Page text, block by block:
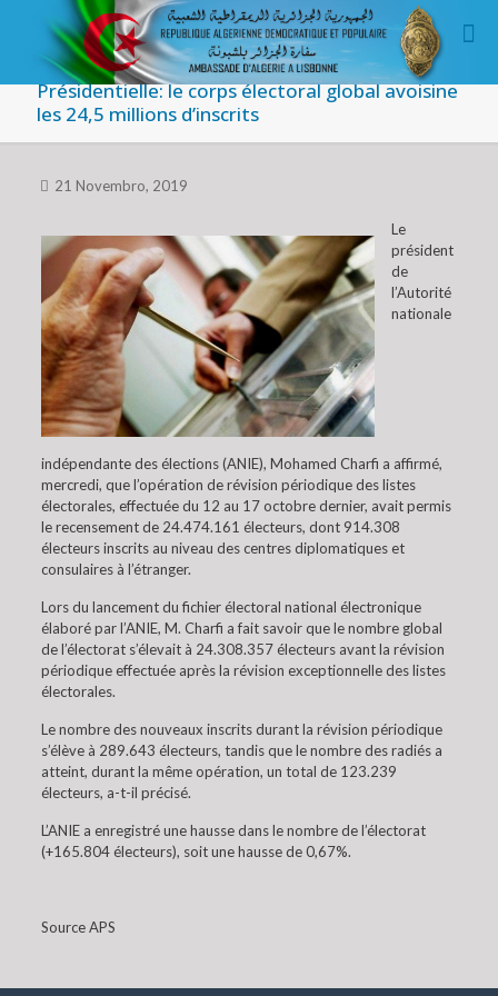
Présidentielle: le corps électoral global avoisine
les 24,5 millions d’inscrits
21 Novembro, 2019
Le
président
de
l’Autorité
nationale
indépendante des élections (ANIE), Mohamed Charfi a affirmé,
mercredi, que l’opération de révision périodique des listes
électorales, effectuée du 12 au 17 octobre dernier, avait permis
le recensement de 24.474.161 électeurs, dont 914.308
électeurs inscrits au niveau des centres diplomatiques et
consulaires à l’étranger.
Lors du lancement du fichier électoral national électronique
élaboré par l’ANIE, M. Charfi a fait savoir que le nombre global
de l’électorat s’élevait à 24.308.357 électeurs avant la révision
périodique effectuée après la révision exceptionnelle des listes
électorales.
Le nombre des nouveaux inscrits durant la révision périodique
s’élève à 289.643 électeurs, tandis que le nombre des radiés a
atteint, durant la même opération, un total de 123.239
électeurs, a-t-il précisé.
L’ANIE a enregistré une hausse dans le nombre de l’électorat
(+165.804 électeurs), soit une hausse de 0,67%.
Source APS